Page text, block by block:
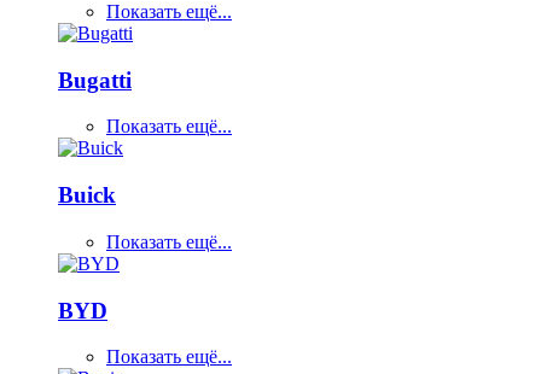
Показать ещё...
Bugatti
Показать ещё...
Buick
Показать ещё...
BYD
Показать ещё...